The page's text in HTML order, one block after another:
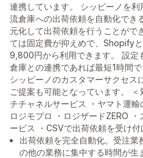
連携しています。 シッピーノを
流倉庫への出荷依頼を自動化でき
元化して出荷依頼を行うことがで
ては固定費が抑えめで、Shopify
9,800円から利用できます。 設定
倉庫との連携であれば最短1時間
シッピーノのカスタマーサクセス
ご提案も可能となっています。
チチャネルサービス ・ヤマト運輸
ロジモプロ ・ロジザードZERO
ービス ・CSVで出荷依頼を受け
出荷依頼を完全自動化。受注
の他の業務に集中する時間が生